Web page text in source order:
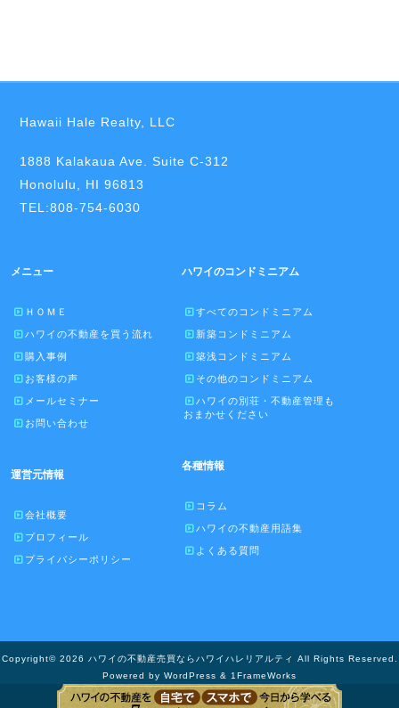
Hawaii Hale Realty, LLC
1888 Kalakaua Ave. Suite C-312
Honolulu, HI 96813
TEL:808-754-6030
メニュー
ＨＯＭＥ
ハワイの不動産を買う流れ
購入事例
お客様の声
メールセミナー
お問い合わせ
ハワイのコンドミニアム
すべてのコンドミニアム
新築コンドミニアム
築浅コンドミニアム
その他のコンドミニアム
ハワイの別荘・不動産管理も
おまかせください
各種情報
コラム
ハワイの不動産用語集
よくある質問
運営元情報
会社概要
プロフィール
プライバシーポリシー
Copyright© 2026 ハワイの不動産売買ならハワイハレリアルティ All Rights Reserved.
Powered by WordPress & 1FrameWorks